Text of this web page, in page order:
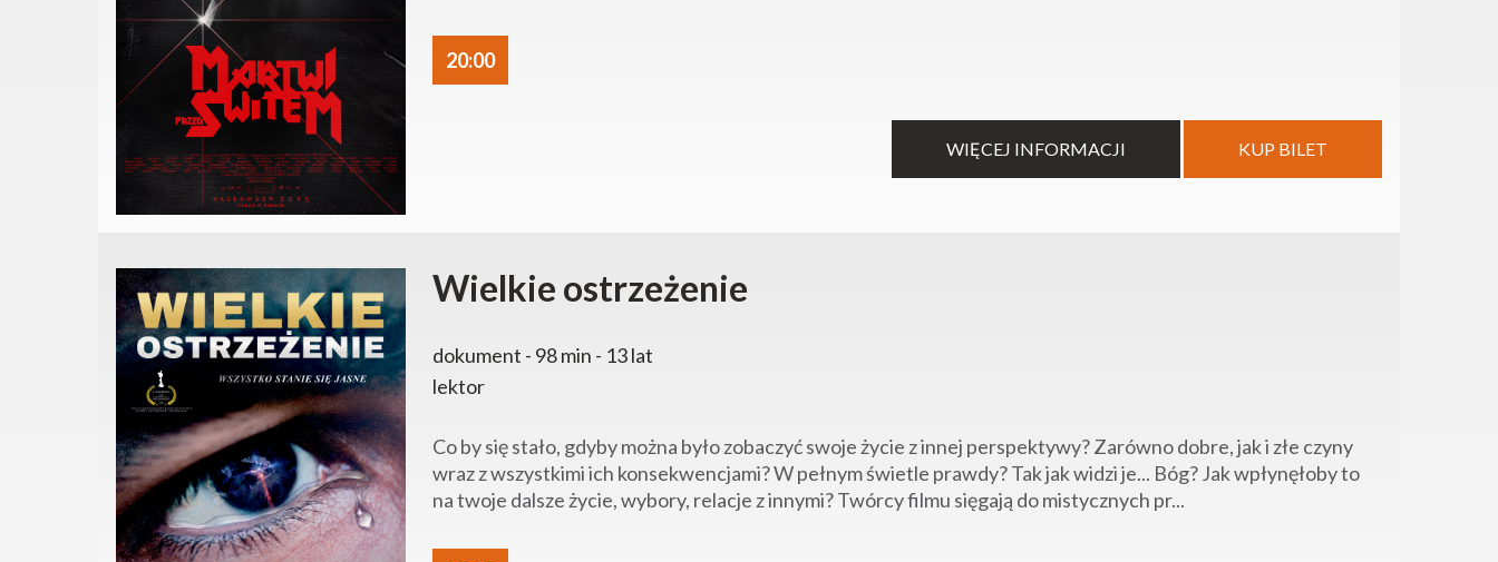
20:00
WIĘCEJ INFORMACJI KUP BILET
Wielkie ostrzeżenie
dokument - 98 min - 13 lat
lektor
Co by się stało, gdyby można było zobaczyć swoje życie z innej perspektywy? Zarówno dobre, jak i złe czyny
wraz z wszystkimi ich konsekwencjami? W pełnym świetle prawdy? Tak jak widzi je... Bóg? Jak wpłynęłoby to
na twoje dalsze życie, wybory, relacje z innymi? Twórcy filmu sięgają do mistycznych pr...